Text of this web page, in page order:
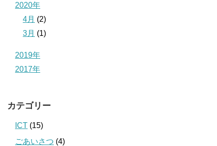
2020年
4月 (2)
3月 (1)
2019年
2017年
カテゴリー
ICT (15)
ごあいさつ (4)